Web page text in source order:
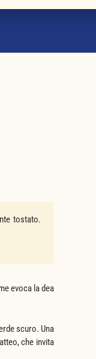
tostato.
evoca la dea
scuro. Una
che invita